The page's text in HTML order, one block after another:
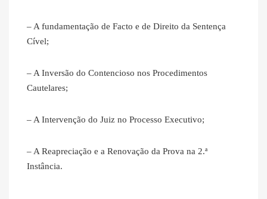
– A fundamentação de Facto e de Direito da Sentença
Cível;
– A Inversão do Contencioso nos Procedimentos
Cautelares;
– A Intervenção do Juiz no Processo Executivo;
– A Reapreciação e a Renovação da Prova na 2.ª
Instância.